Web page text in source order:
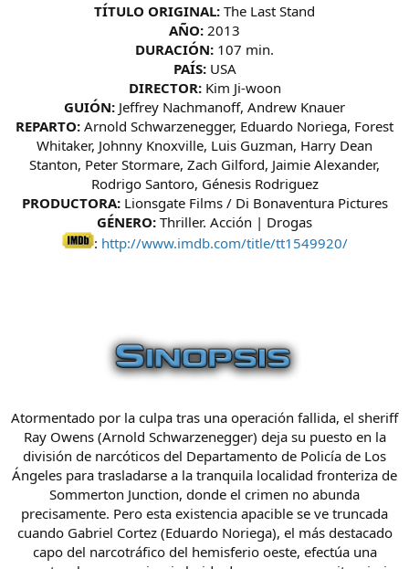
TÍTULO ORIGINAL: The Last Stand
AÑO: 2013
DURACIÓN: 107 min.
PAÍS:USA
DIRECTOR:Kim Ji-woon
GUIÓN: Jeffrey Nachmanoff, Andrew Knauer
REPARTO: Arnold Schwarzenegger, Eduardo Noriega, Forest
Whitaker, Johnny Knoxville, Luis Guzman, Harry Dean
Stanton, Peter Stormare, Zach Gilford, Jaimie Alexander,
Rodrigo Santoro, Génesis Rodriguez
PRODUCTORA:Lionsgate Films / Di Bonaventura Pictures
GÉNERO: Thriller. Acción | Drogas
: http://www.imdb.com/title/tt1549920/
Atormentado por la culpa tras una operación fallida, el sheriff
Ray Owens (Arnold Schwarzenegger) deja su puesto en la
división de narcóticos del Departamento de Policía de Los
Ángeles para trasladarse a la tranquila localidad fronteriza de
Sommerton Junction, donde el crimen no abunda
precisamente. Pero esta existencia apacible se ve truncada
cuando Gabriel Cortez (Eduardo Noriega), el más destacado
capo del narcotráfico del hemisferio oeste, efectúa una